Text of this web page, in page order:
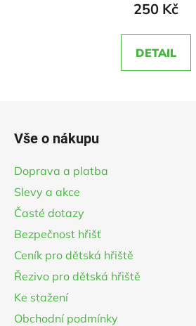
5,0
z
250 Kč
DETAIL
Vše o nákupu
Doprava a platba
Slevy a akce
Časté dotazy
Bezpečnost hřišť
Ceník pro dětská hřiště
Řezivo pro dětská hřiště
Ke stažení
Obchodní podmínky